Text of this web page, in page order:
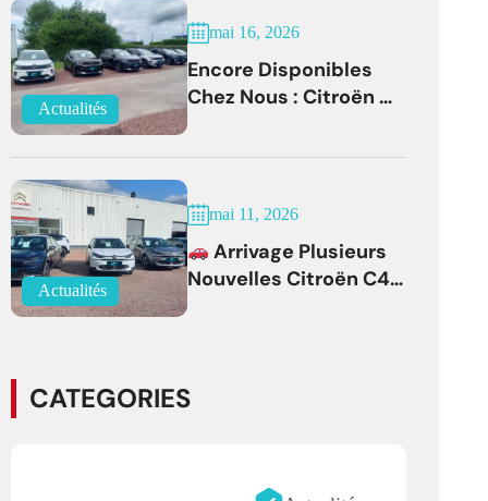
Actualités
mai 16, 2026
Encore Disponibles
Chez Nous : Citroën C5
Aircross Diesel Boîte
Auto Faible
Actualités
mai 11, 2026
Arrivage Plusieurs
Nouvelles Citroën C4
À Partir De 19 500 € !
CATEGORIES